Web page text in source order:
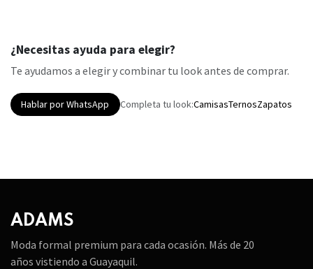
¿Necesitas ayuda para elegir?
Te ayudamos a elegir y combinar tu look antes de comprar.
Hablar por WhatsApp Completa tu look:CamisasTernosZapatos
ADAMS
Moda formal premium para cada ocasión. Más de 20
años vistiendo a Guayaquil.